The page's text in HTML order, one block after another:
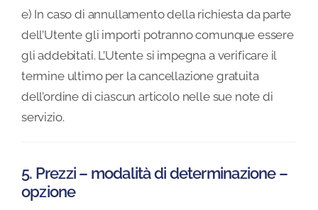
e) In caso di annullamento della richiesta da parte
dell’Utente gli importi potranno comunque essere
gli addebitati. L’Utente si impegna a verificare il
termine ultimo per la cancellazione gratuita
dell’ordine di ciascun articolo nelle sue note di
servizio.
5. Prezzi – modalità di determinazione –
opzione